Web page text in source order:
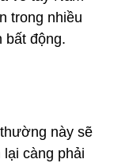
trong nhiều
bất động.
này sẽ
càng phải